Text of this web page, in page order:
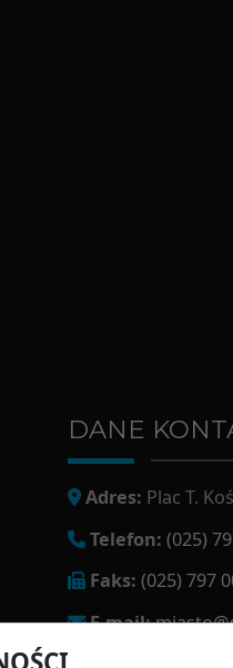
DANE
Adres: Plac T.
Telefon: (025)
Faks: (025) 797
E-mail: